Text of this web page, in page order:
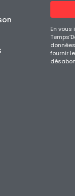
En
fournir